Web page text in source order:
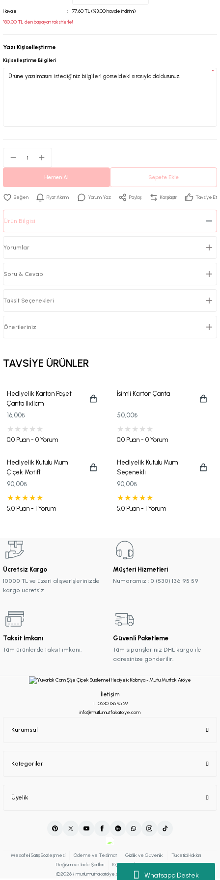
Whatsapp Destek
Havale
77,60 TL (%3,00 havale indirimi)
*80,00 TL den başlayan taksitlerle!
Yazı Kişiselleştirme
Kişiselleştirme Bilgileri
*
Hemen Al Sepete Ekle
Fiyat Alarmı Yorum Yaz Paylaş Karşılaştır Tavsiye Et
Ürün Bilgisi
Yorumlar
Soru & Cevap
Taksit Seçenekleri
Önerileriniz
TAVSİYE ÜRÜNLER
Hediyelik Karton Poşet
Çanta 11x11cm
16,00₺
0.0 Puan - 0 Yorum
İsimli Karton Çanta
50,00₺
0.0 Puan - 0 Yorum
Hediyelik Kutulu Mum
Çiçek Motifli
90,00₺
5.0 Puan - 1 Yorum
Hediyelik Kutulu Mum
Seçenekli
90,00₺
5.0 Puan - 1 Yorum
Ücretsiz Kargo
10000 TL ve üzeri alışverişlerinizde
kargo ücretsiz.
Müşteri Hizmetleri
Numaramız : 0 (530) 136 95 59
Taksit İmkanı
Tüm ürünlerde taksit imkanı.
Güvenli Paketleme
Tüm siparişleriniz DHL kargo ile
adresinize gönderilir.
İletişim
T: 0530 136 95 59
info@mutlumutfakatolye.com
Kurumsal
Kategoriler
Üyelik
©2026 / mutlumutfakatolye.com Tüm Hakları Saklıdır.
Mesafeli Satış Sözleşmesi Ödeme ve Teslimat Gizlilik ve Güvenlik
Tüketici Hakları
Değişim ve İade Şartları
Kişisel Verilerin Korunması